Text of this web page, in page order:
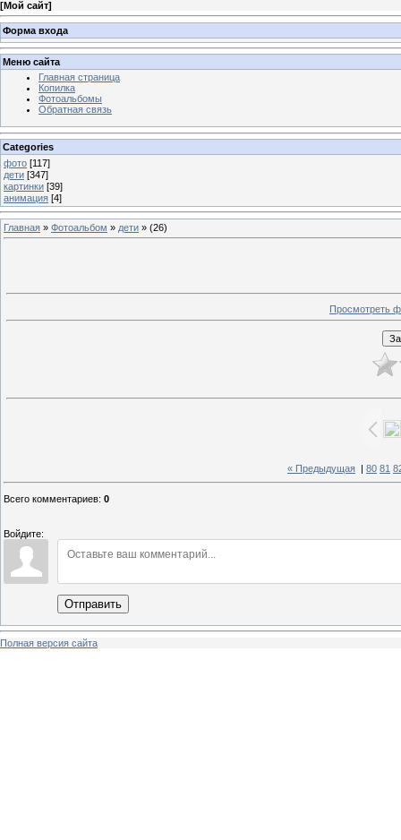
[Мой сайт]
Форма входа
Меню сайта
Главная страница
Копилка
Фотоальбомы
Обратная связь
Categories
фото [117]
дети [347]
картинки [39]
анимация [4]
Главная » Фотоальбом » дети » (26)
Просмотреть
« Предыдущая 80 81
Всего комментариев: 0
Войдите:
Отправить
Полная версия сайта